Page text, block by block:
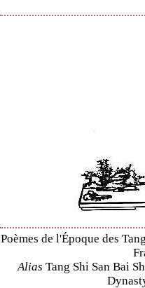
Poèmes de l'Époque des
Alias Tang Shi San Bai